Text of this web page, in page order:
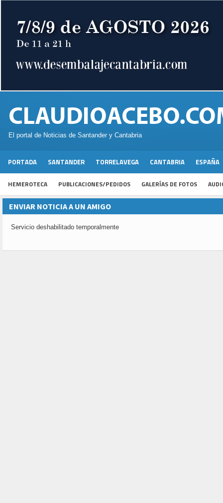
El portal de Noticias de Santander y Cantabria
PORTADA SANTANDER TORRELAVEGA CANTABRIA ESPAÑA
HEMEROTECA PUBLICACIONES/PEDIDOS GALERÍAS DE FOTOS
ENVIAR NOTICIA A UN AMIGO
Servicio deshabilitado temporalmente